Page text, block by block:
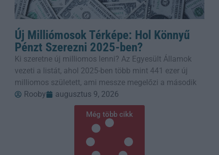
Új Milliómosok Térképe: Hol Könnyű
Pénzt Szerezni 2025-ben?
Ki szeretne új milliomos lenni? Az Egyesült Államok
vezeti a listát, ahol 2025-ben több mint 441 ezer új
milliomos született, ami messze megelőzi a második
Rooby
augusztus 9, 2026
Még több cikk